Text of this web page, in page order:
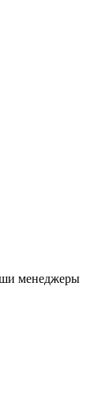
менеджеры